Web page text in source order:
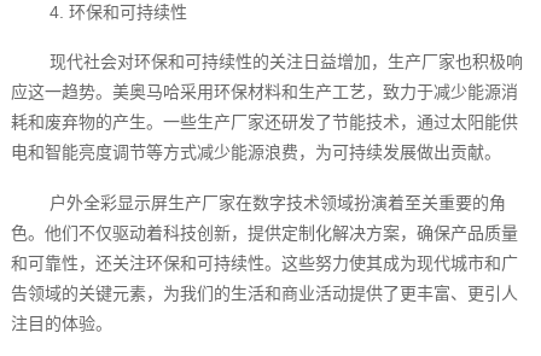
4. 环保和可持续性
现代社会对环保和可持续性的关注日益增加，生产厂家也积极响
应这一趋势。美奥马哈采用环保材料和生产工艺，致力于减少能源消
耗和废弃物的产生。一些生产厂家还研发了节能技术，通过太阳能供
电和智能亮度调节等方式减少能源浪费，为可持续发展做出贡献。
户外全彩显示屏生产厂家在数字技术领域扮演着至关重要的角
色。他们不仅驱动着科技创新，提供定制化解决方案，确保产品质量
和可靠性，还关注环保和可持续性。这些努力使其成为现代城市和广
告领域的关键元素，为我们的生活和商业活动提供了更丰富、更引人
注目的体验。